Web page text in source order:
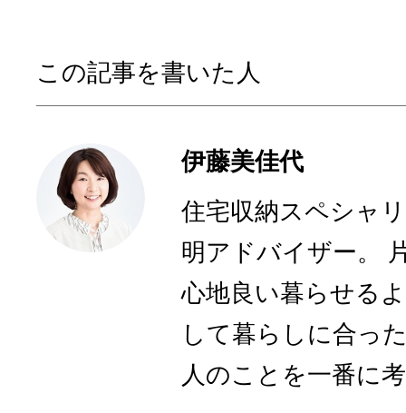
この記事を書いた人
伊藤美佳代
住宅収納スペシャ
明アドバイザー。
心地良い暮らせる
して暮らしに合っ
人のことを一番に